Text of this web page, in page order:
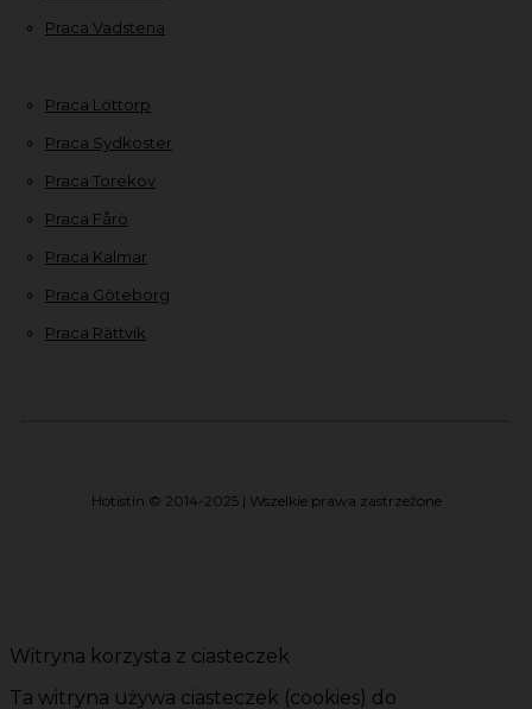
Praca Vadstena
Praca Löttorp
Praca Sydkoster
Praca Torekov
Praca Fårö
Praca Kalmar
Praca Göteborg
Praca Rättvik
Hotistin © 2014-2025 | Wszelkie prawa zastrzeżone
Witryna korzysta z ciasteczek
Ta witryna używa ciasteczek (cookies) do